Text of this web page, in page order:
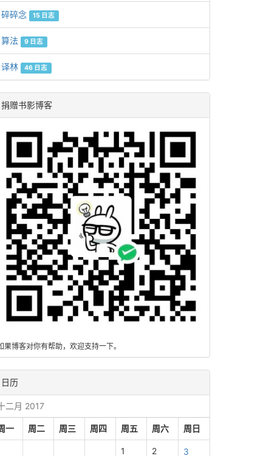
碎碎念 15 日志
算法 9 日志
译林 46 日志
捐赠书影博客
果博客对你有帮助，欢迎支持一下。
日历
二月 2017
一 周二 周三 周四 周五 周六 周日
1 2 3